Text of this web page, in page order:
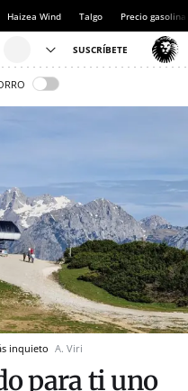
Haizea Wind Talgo Precio gasolina
inquieto A. Viri
para ti uno